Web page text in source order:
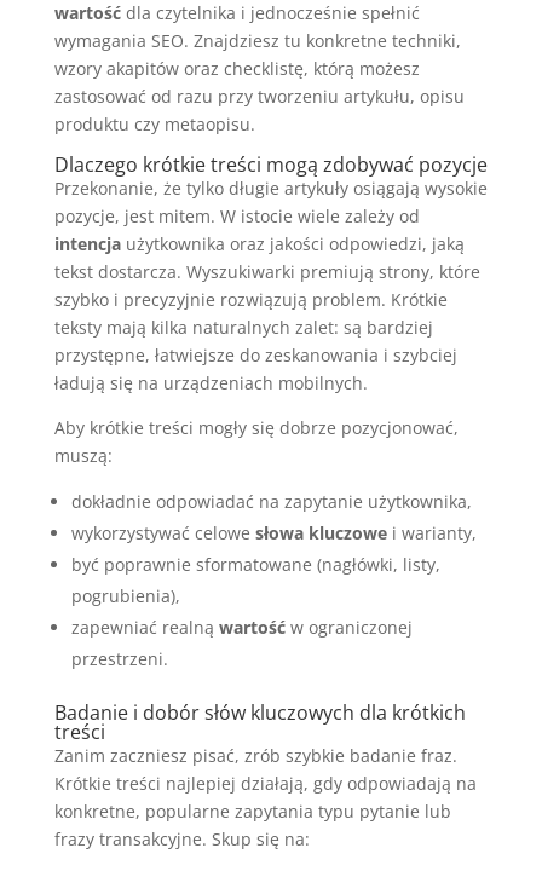
wartośćdla czytelnika i jednocześnie spełnić
wymagania SEO. Znajdziesz tu konkretne techniki,
wzory akapitów oraz checklistę, którą możesz
zastosować od razu przy tworzeniu artykułu, opisu
produktu czy metaopisu.
Dlaczego krótkie treści mogą zdobywać pozycje
Przekonanie, że tylko długie artykuły osiągają wysokie
pozycje, jest mitem. W istocie wiele zależy od
intencjaużytkownika oraz jakości odpowiedzi, jaką
tekst dostarcza. Wyszukiwarki premiują strony, które
szybko i precyzyjnie rozwiązują problem. Krótkie
teksty mają kilka naturalnych zalet: są bardziej
przystępne, łatwiejsze do zeskanowania i szybciej
ładują się na urządzeniach mobilnych.
Aby krótkie treści mogły się dobrze pozycjonować,
muszą:
dokładnie odpowiadać na zapytanie użytkownika,
wykorzystywać celowe słowa kluczowei warianty,
być poprawnie sformatowane (nagłówki, listy,
pogrubienia),
zapewniać realną wartośćw ograniczonej
przestrzeni.
Badanie i dobór słów kluczowych dla krótkich
treści
Zanim zaczniesz pisać, zrób szybkie badanie fraz.
Krótkie treści najlepiej działają, gdy odpowiadają na
konkretne, popularne zapytania typu pytanie lub
frazy transakcyjne. Skup się na: